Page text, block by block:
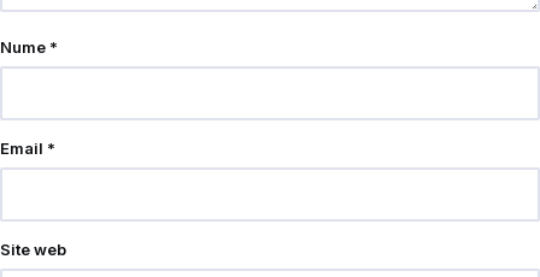
Nume *
Email *
Site web